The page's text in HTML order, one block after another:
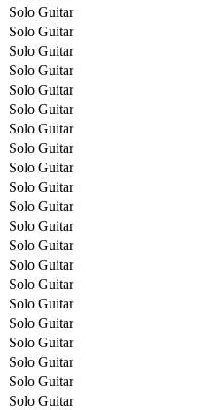
Solo Guitar
Solo Guitar
Solo Guitar
Solo Guitar
Solo Guitar
Solo Guitar
Solo Guitar
Solo Guitar
Solo Guitar
Solo Guitar
Solo Guitar
Solo Guitar
Solo Guitar
Solo Guitar
Solo Guitar
Solo Guitar
Solo Guitar
Solo Guitar
Solo Guitar
Solo Guitar
Solo Guitar